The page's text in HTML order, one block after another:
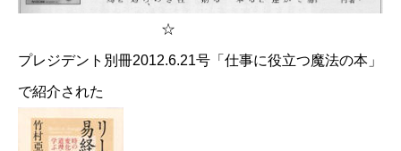
☆
プレジデント別冊2012.6.21号「仕事に役立つ魔法の本」
で紹介された